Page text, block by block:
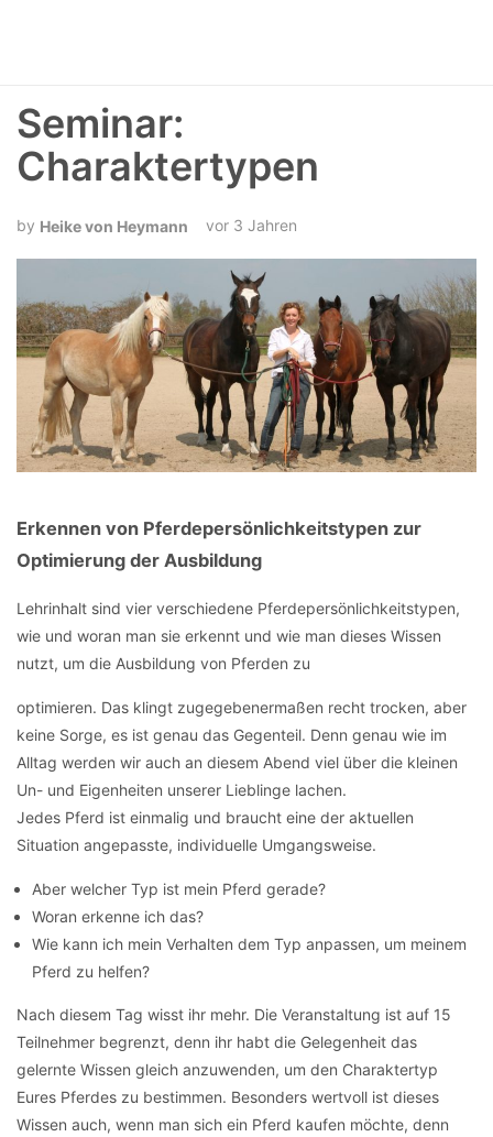
Seminar:
Charaktertypen
Heike von Heymann vor 3 Jahren
Erkennen von Pferdepersönlichkeitstypen zur
Optimierung der Ausbildung
Lehrinhalt sind vier verschiedene Pferdepersönlichkeitstypen,
wie und woran man sie erkennt und wie man dieses Wissen
nutzt, um die Ausbildung von Pferden zu
optimieren. Das klingt zugegebenermaßen recht trocken, aber
keine Sorge, es ist genau das Gegenteil. Denn genau wie im
Alltag werden wir auch an diesem Abend viel über die kleinen
Un- und Eigenheiten unserer Lieblinge lachen.
Jedes Pferd ist einmalig und braucht eine der aktuellen
Situation angepasste, individuelle Umgangsweise.
Aber welcher Typ ist mein Pferd gerade?
Woran erkenne ich das?
Wie kann ich mein Verhalten dem Typ anpassen, um meinem
Pferd zu helfen?
Nach diesem Tag wisst ihr mehr. Die Veranstaltung ist auf 15
Teilnehmer begrenzt, denn ihr habt die Gelegenheit das
gelernte Wissen gleich anzuwenden, um den Charaktertyp
Eures Pferdes zu bestimmen. Besonders wertvoll ist dieses
Wissen auch, wenn man sich ein Pferd kaufen möchte, denn